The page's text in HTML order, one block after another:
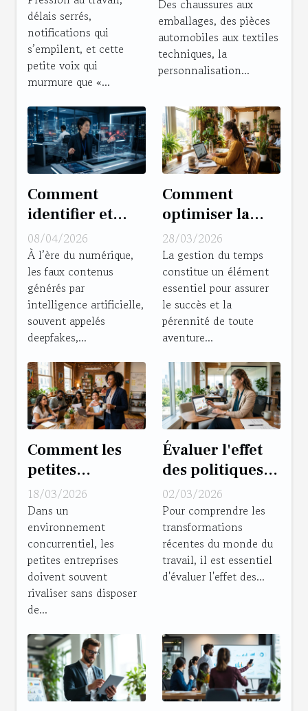
fausses excuses
délais serrés,
notifications qui
s’empilent, et cette
petite voix qui
murmure que «...
levier de valeur
ajoutée ?
Des chaussures aux
emballages, des pièces
automobiles aux textiles
techniques, la
personnalisation...
Comment
identifier et
contrer les
risques de
deepfake pour
les entreprises ?
08/04/2026
À l’ère du numérique,
les faux contenus
générés par
intelligence artificielle,
souvent appelés
deepfakes,...
Comment
optimiser la
gestion du
temps pour les
entrepreneurs ?
28/03/2026
La gestion du temps
constitue un élément
essentiel pour assurer
le succès et la
pérennité de toute
aventure...
Comment les
petites
entreprises
peuvent-elles
prospérer sans
budget
marketing ?
18/03/2026
Dans un
environnement
concurrentiel, les
petites entreprises
doivent souvent
rivaliser sans disposer
de...
Évaluer l'effet
des politiques
de télétravail
sur la
productivité
des entreprises
02/03/2026
Pour comprendre les
transformations
récentes du monde du
travail, il est essentiel
d'évaluer l'effet des...